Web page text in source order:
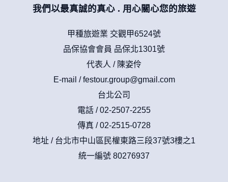
用的瀏覽器、瀏覽及點選資料紀錄等。本網站會對個別連線者
網頁，除非您願意告知您的個人資料，否則本網站不會也無法
商，或與連結本網站，也可能蒐集您個人的資料。對於您主動
提供的個人資訊，這些廣告廠商、或連結網站有其個別的私權
公司不負任何連帶責任。
本網站將在事前或註冊登錄取得您的同意後，傳送商業性資料
本公司發送，也會在該資料或電子郵件上提供您能隨時停止接
收這些資料或電子郵件的方法及說明。
資料使用:
本公司不會向任何人出售或出借您的個人識別資料。
我們以最真誠的真心 . 用心關心您的旅遊
甲種旅遊業 交觀甲6524號
品保協會會員 品保北1301號
代表人 / 陳姿伶
E-mail /festour.group@gmail.com
台北公司
電話 / 02-2507-2255
傳真 / 02-2515-0728
地址 / 台北市中山區民權東路三段37號3樓之1
統一編號 80276937